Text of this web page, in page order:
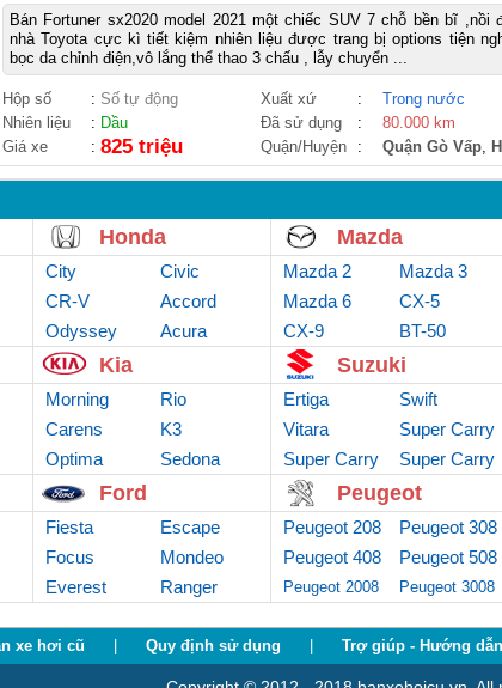
Bán Fortuner sx2020 model 2021 một chiếc SUV 7 chỗ bền bĩ ,nồi
nhà Toyota cực kì tiết kiệm nhiên liệu được trang bị options tiện
bọc da chỉnh điện,vô lắng thể thao 3 chấu , lẫy chuyển ...
Hộp số : Số tự động Xuất xứ :
Trong nước
Nhiên liệu
: Dầu Đã sử dụng :
80.000 km
Giá xe
: 825 triệu Quận/Huyện : Quận Gò Vấp,
Honda
City
Civic
CR-V
Accord
Odyssey
Acura
Mazda
Mazda 2
Mazda 3
Mazda 6
CX-5
CX-9
BT-50
Kia
Morning
Rio
Carens
K3
Optima
Sedona
Suzuki
Ertiga
Swift
Vitara
Super Carry
Van
Super Carry
truck
Super Carry
Pro
Ford
Fiesta
Escape
Focus
Mondeo
Everest
Ranger
Peugeot
Peugeot 208
Peugeot 308
Peugeot 408
Peugeot 508
Peugeot 2008 Peugeot 3008
xe hơi cũ Quy định sử dụng Trợ giúp - Hướng dẫn